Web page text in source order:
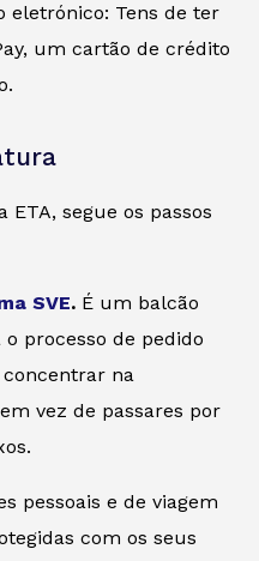
eletrónico: Tens de ter
um cartão de crédito
segue os passos
SVE. É um balcão
processo de pedido
concentrar na
vez de passares por
pessoais e de viagem
com os seus